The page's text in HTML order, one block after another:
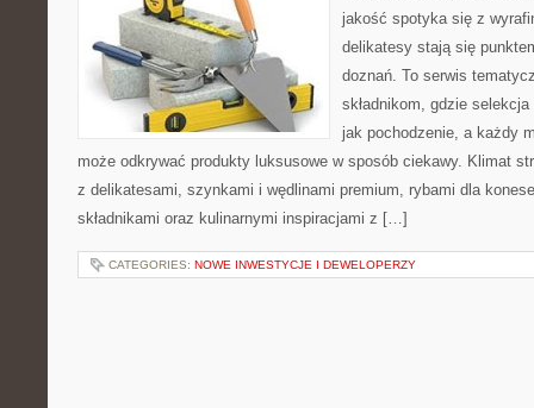
jakość spotyka się z
delikatesy stają się
doznań. To serwis
składnikom, gdzie
jak pochodzenie, a każdy
może odkrywać produkty luksusowe w sposób ciekawy. Klimat
z delikatesami, szynkami i wędlinami premium, rybami dla
składnikami oraz kulinarnymi inspiracjami z […]
CATEGORIES: NOWE INWESTYCJE I DEWELOPERZY